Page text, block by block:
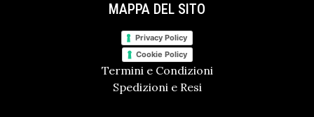
MAPPA DEL SITO
Privacy Policy
Cookie Policy
Termini e Condizioni
Spedizioni e Resi